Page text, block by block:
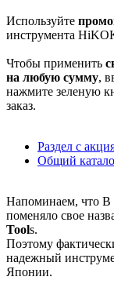
Используйте
инструмента
Чтобы применить
на любую сумму,
нажмите зеленую
заказ.
Раздел с
Общий
Напоминаем, что В
поменяло свое
Tools.
Поэтому
надежный
Японии.